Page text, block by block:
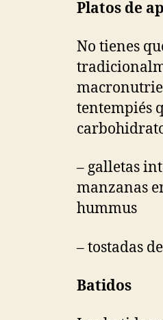
Platos de
No tienes
tentempiés
– galletas
manzanas
hummus
– tostadas
Batidos